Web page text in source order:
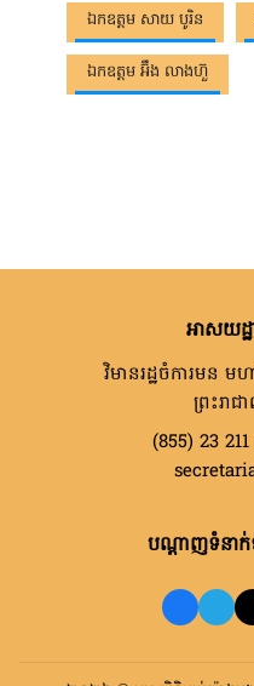
ឯកឧត្តម សាយ បូរិន
ឯកឧត្តម អ៊ឹង លាងហ៊ួ
អាសយដ្
វិមានរដ្ឋចំការមន ម
ព្រះរាជ
(855) 23
បណ្តាញទំនាក់